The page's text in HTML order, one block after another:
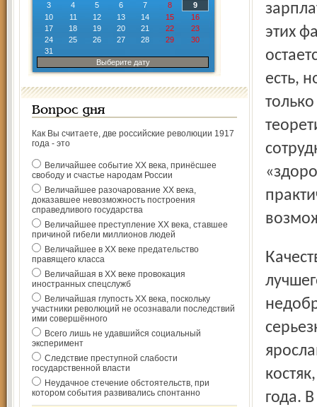
3
4 5 6 7 8
9
10
11 12 13 14 15
16
17
18 19 20 21 22
23
24
25 26 27 28 29
30
31
Выберите дату
Вопрос дня
Как Вы считаете, две российские революции 1917
года - это
Величайшее событие ХХ века, принёсшее
свободу и счастье народам России
Величайшее разочарование ХХ века,
доказавшее невозможность построения
справедливого государства
Величайшее преступление ХХ века, ставшее
причиной гибели миллионов людей
Величайшее в ХХ веке предательство
правящего класса
Величайшая в ХХ веке провокация
иностранных спецслужб
Величайшая глупость ХХ века, поскольку
участники революций не осознавали последствий
ими совершённого
Всего лишь не удавшийся социальный
эксперимент
Следствие преступной слабости
государственной власти
Неудачное стечение обстоятельств, при
котором события развивались спонтанно
этих
есть,
Качество имеющихся в наличии кадров оставляет желать
года.